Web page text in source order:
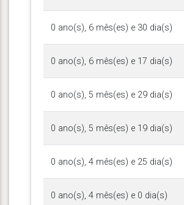
0 ano(s), 6 mês(es) e 30 dia(s)
0 ano(s), 6 mês(es) e 17 dia(s)
0 ano(s), 5 mês(es) e 29 dia(s)
0 ano(s), 5 mês(es) e 19 dia(s)
0 ano(s), 4 mês(es) e 25 dia(s)
0 ano(s), 4 mês(es) e 0 dia(s)